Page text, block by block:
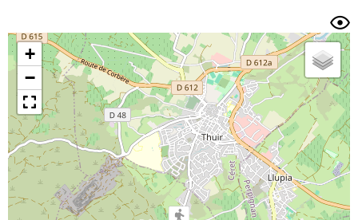
Trier par
Horodatage Photos
+
−